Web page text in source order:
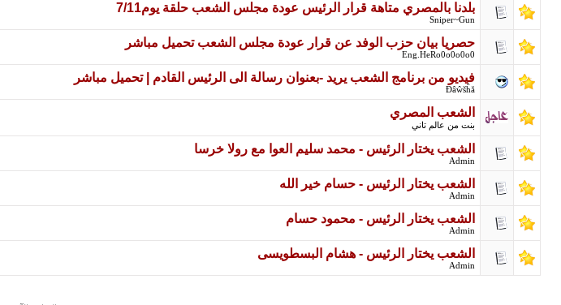
بلدنا بالمصري متاهة قرار الرئيس عودة مجلس الشعب حلقة يوم7/11
Sniper~Gun
حصريا بيان حزب الوفد عن قرار عودة مجلس الشعب تحميل مباشر
Eng.HeRo0o0o0o0
فيديو من برنامج الشعب يريد -بعنوان رسالة الى الرئيس القادم | تحميل مباشر
Đâŵšĥă
الشعب المصري
بنت من عالم تاني
الشعب يختار الرئيس - محمد سليم العوا مع رولا خرسا
Admin
الشعب يختار الرئيس - حسام خير الله
Admin
الشعب يختار الرئيس - محمود حسام
Admin
الشعب يختار الرئيس - هشام البسطويسى
Admin